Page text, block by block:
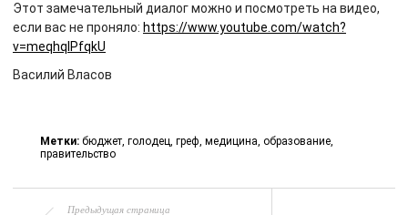
Этот замечательный диалог можно и посмотреть на видео,
если вас не проняло: https://www.youtube.com/watch?
v=meqhqIPfqkU
Василий Власов
Метки: бюджет, голодец, греф, медицина, образование,
правительство
Предыдущая страница